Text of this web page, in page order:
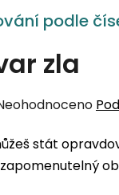
podle
zla
stát